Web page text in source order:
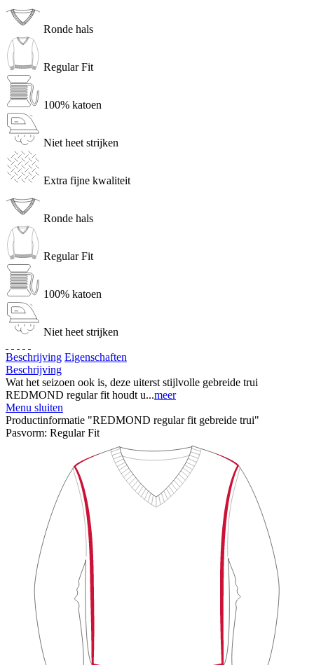
Ronde hals
Regular Fit
100% katoen
Niet heet strijken
Extra fijne kwaliteit
Ronde hals
Regular Fit
100% katoen
Niet heet strijken
Beschrijving Eigenschaften
Beschrijving
Wat het seizoen ook is, deze uiterst stijlvolle gebreide trui
REDMOND regular fit houdt u...meer
Menu sluiten
Productinformatie "REDMOND regular fit gebreide trui"
Pasvorm: Regular Fit